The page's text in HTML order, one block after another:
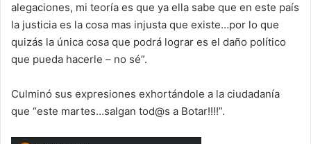
alegaciones, mi teoría es que ya ella sabe que en este país
la justicia es la cosa mas injusta que existe…por lo que
quizás la única cosa que podrá lograr es el daño político
que pueda hacerle – no sé”.
Culminó sus expresiones exhortándole a la ciudadanía
que “este martes…salgan tod@s a Botar!!!!”.